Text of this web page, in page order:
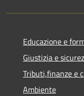
Educazione e
Giustizia e
Tributi,finanze e
Ambiente